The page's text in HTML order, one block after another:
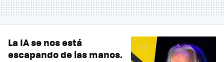
La IA se nos está
escapando de las manos.